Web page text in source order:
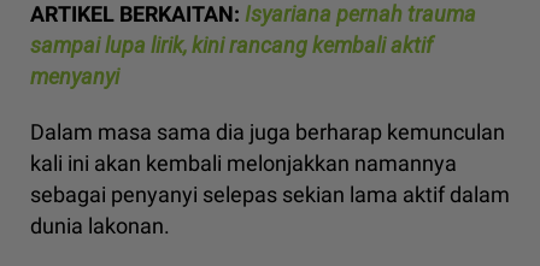
ARTIKEL BERKAITAN: Isyariana pernah trauma
sampai lupa lirik, kini rancang kembali aktif
menyanyi
Dalam masa sama dia juga berharap kemunculan
kali ini akan kembali melonjakkan namannya
sebagai penyanyi selepas sekian lama aktif dalam
dunia lakonan.